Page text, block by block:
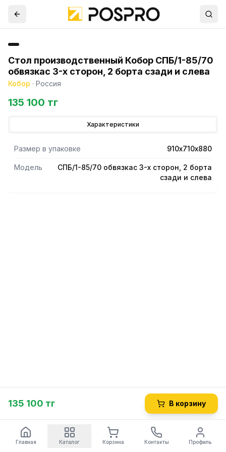
Стол производственный Кобор СПБ/1-85/70
обвязкас 3-х сторон, 2 борта сзади и слева
Кобор · Россия
135 100 тг
Характеристики
Размер в упаковке 910х710х880
Модель
СПБ/1-85/70 обвязкас 3-х сторон, 2 борта
сзади и слева
135 100 тг В корзину
Главная Каталог Корзина Контакты Профиль